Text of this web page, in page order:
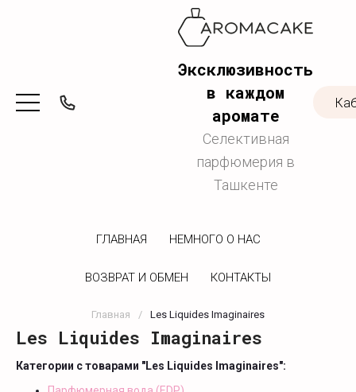
Эксклюзивность
в каждом
аромате
Селективная
парфюмерия в
Ташкенте
ГЛАВНАЯ НЕМНОГО О НАС
ВОЗВРАТ И ОБМЕН КОНТАКТЫ
Главная / Les Liquides Imaginaires
Les Liquides Imaginaires
Категории с товарами "Les Liquides Imaginaires":